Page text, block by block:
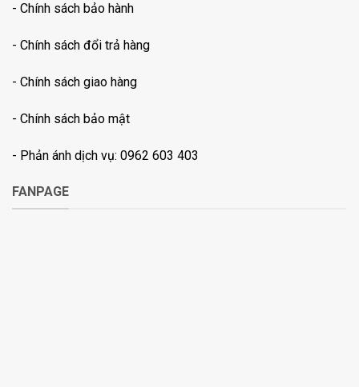
- Chính sách bảo hành
- Chính sách đổi trả hàng
- Chính sách giao hàng
- Chính sách bảo mật
- Phản ánh dịch vụ: 0962 603 403
FANPAGE